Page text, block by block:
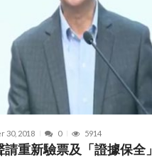
30, 2018 0 5914
重新驗票及「證據保全」